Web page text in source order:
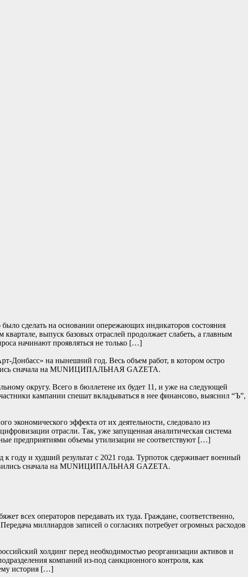
сделать на основании опережающих индикаторов состояния
выпуск базовых отраслей продолжает слабеть, а главным
начинают проявляться не только […]
Донбасс» на нынешний год. Весь объем работ, в котором остро
сначала на MUNИЦИПАЛЬНАЯ GAZЕТА.
округу. Всего в бюллетене их будет 11, и уже на следующей
кампании спешат вкладываться в нее финансово, выяснил “Ъ”,
экономического эффекта от их деятельности, следовало из
отрасли. Так, уже запущенная аналитическая система
предприятиями объемы утилизации не соответствуют […]
и худший результат с 2021 года. Турпоток сдерживает военный
сначала на MUNИЦИПАЛЬНАЯ GAZЕТА.
всех операторов передавать их туда. Граждане, соответственно,
миллиардов записей о согласиях потребует огромных расходов
холдинг перед необходимостью реорганизации активов и
компаний из-под санкционного контроля, как
история […]